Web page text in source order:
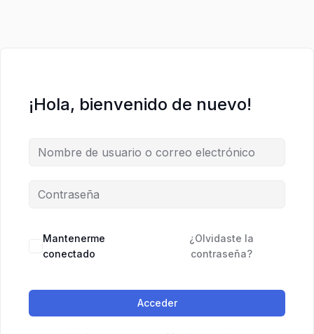
¡Hola, bienvenido de nuevo!
Mantenerme
conectado
¿Olvidaste la
contraseña?
Acceder